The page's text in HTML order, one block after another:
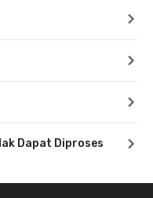
Dapat Diproses